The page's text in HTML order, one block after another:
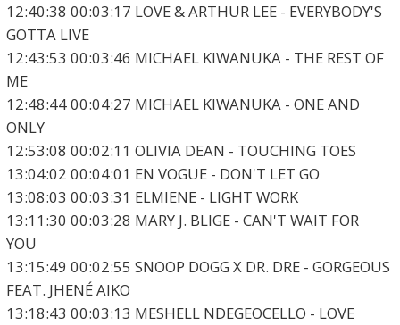
12:40:38 00:03:17 LOVE & ARTHUR LEE - EVERYBODY'S
GOTTA LIVE
12:43:53 00:03:46 MICHAEL KIWANUKA - THE REST OF
ME
12:48:44 00:04:27 MICHAEL KIWANUKA - ONE AND
ONLY
12:53:08 00:02:11 OLIVIA DEAN - TOUCHING TOES
13:04:02 00:04:01 EN VOGUE - DON'T LET GO
13:08:03 00:03:31 ELMIENE - LIGHT WORK
13:11:30 00:03:28 MARY J. BLIGE - CAN'T WAIT FOR
YOU
13:15:49 00:02:55 SNOOP DOGG X DR. DRE - GORGEOUS
FEAT. JHENÉ AIKO
13:18:43 00:03:13 MESHELL NDEGEOCELLO - LOVE